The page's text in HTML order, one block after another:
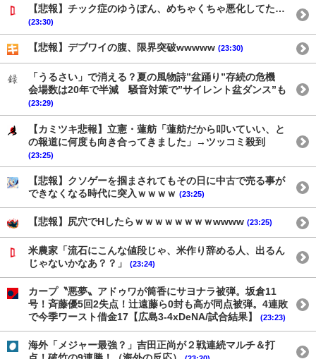
【悲報】チック症のゆうぽん、めちゃくちゃ悪化してた…
(23:30)
【悲報】デブワイの腹、限界突破wwwww (23:30)
「うるさい」で消える？夏の風物詩”盆踊り”存続の危機
会場数は20年で半減 騒音対策で”サイレント盆ダンス”も
(23:29)
【カミツキ悲報】立憲・蓮舫「蓮舫だから叩いていい、と
の報道に何度も向き合ってきました」→ツッコミ殺到
(23:25)
【悲報】クソゲーを掴まされてもその日に中古で売る事が
できなくなる時代に突入ｗｗｗｗ (23:25)
【悲報】尻穴でHしたらｗｗｗｗｗｗｗｗwwww (23:25)
米農家「流石にこんな値段じゃ、米作り辞める人、出るん
じゃないかなあ？？」
(23:24)
カープ〝悪夢〟アドゥワが筒香にサヨナラ被弾。坂倉11
号！斉藤優5回2失点！辻遠藤ら0封も高が同点被弾。4連敗
で今季ワースト借金17【広島3-4xDeNA/試合結果】
(23:23)
海外「メジャー最強？」吉田正尚が２戦連続マルチ＆打